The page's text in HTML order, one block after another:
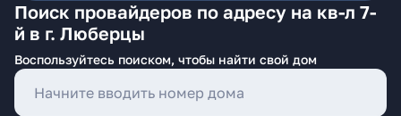
Поиск провайдеров по адресу на кв-л 7-
й в г. Люберцы
Воспользуйтесь поиском, чтобы найти свой дом